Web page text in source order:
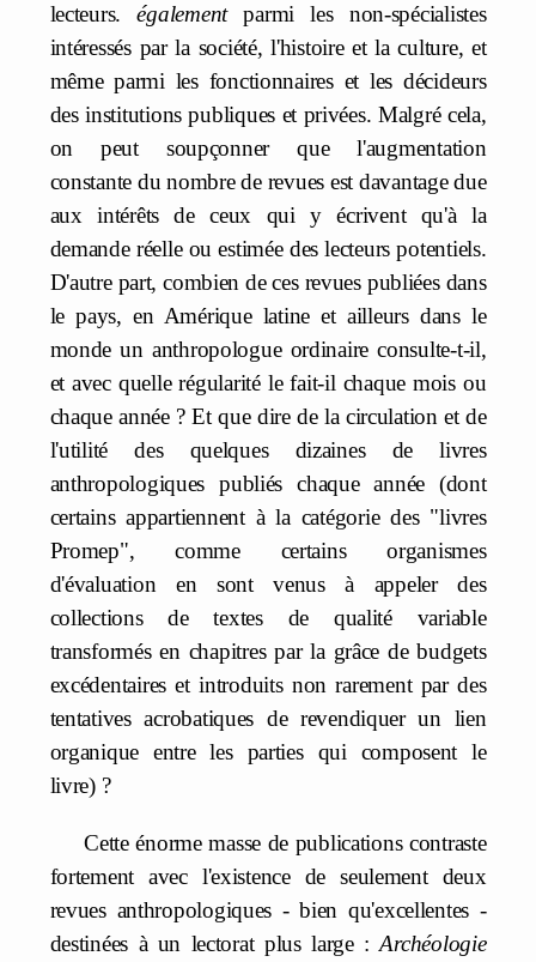
lecteurs.égalementparmi les non-spécialistes
intéressés par la société, l'histoire et la culture, et
même parmi les fonctionnaires et les décideurs
des institutions publiques et privées. Malgré cela,
on peut soupçonner que l'augmentation
constante du nombre de revues est davantage due
aux intérêts de ceux qui y écrivent qu'à la
demande réelle ou estimée des lecteurs potentiels.
D'autre part, combien de ces revues publiées dans
le pays, en Amérique latine et ailleurs dans le
monde un anthropologue ordinaire consulte-t-il,
et avec quelle régularité le fait-il chaque mois ou
chaque année ? Et que dire de la circulation et de
l'utilité des quelques dizaines de livres
anthropologiques publiés chaque année (dont
certains appartiennent à la catégorie des "livres
Promep", comme certains organismes
d'évaluation en sont venus à appeler des
collections de textes de qualité variable
transformés en chapitres par la grâce de budgets
excédentaires et introduits non rarement par des
tentatives acrobatiques de revendiquer un lien
organique entre les parties qui composent le
livre) ?
Cette énorme masse de publications contraste
fortement avec l'existence de seulement deux
revues anthropologiques - bien qu'excellentes -
destinées à un lectorat plus large :Archéologie